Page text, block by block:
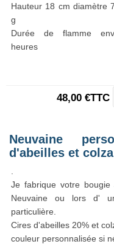
Hauteur 18 cm diamètre
g
Durée de flamme
heures
48,00 €TTC
Neuvaine
d'abeilles et colza
Je fabrique votre bougie
Neuvaine ou lorsd'
particulière.
Cires d'abeilles 20% et
couleur personnalisée si